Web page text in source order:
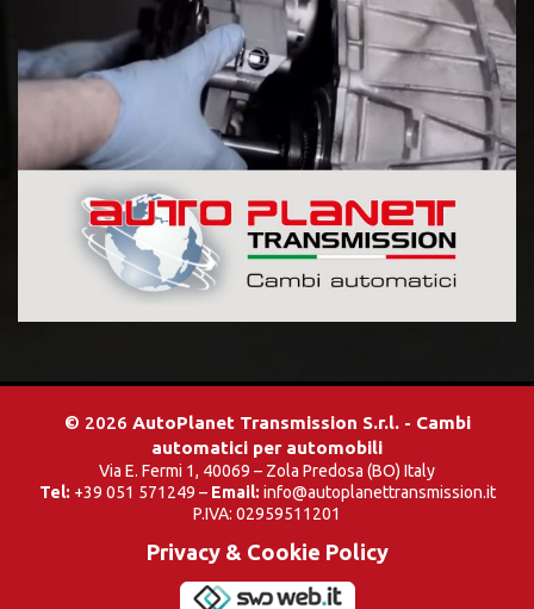
© 2026 AutoPlanet Transmission S.r.l. - Cambi
automatici per automobili
Via E. Fermi 1, 40069 – Zola Predosa (BO) Italy
Tel: +39 051 571249 – Email: info@autoplanettransmission.it
P.IVA: 02959511201
Privacy & Cookie Policy